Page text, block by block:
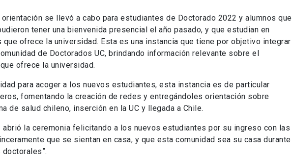
se llevó a cabo para estudiantes de Doctorado 2022 y alumnos que
tener una bienvenida presencial el año pasado, y que estudian en
ofrece la universidad. Esta es una instancia que tiene por objetivo integrar
de Doctorados UC, brindando información relevante sobre el
ofrece la universidad.
para acoger a los nuevos estudiantes, esta instancia es de particular
fomentando la creación de redes y entregándoles orientación sobre
de salud chileno, inserción en la UC y llegada a Chile.
abrió la ceremonia felicitando a los nuevos estudiantes por su ingreso con las
que se sientan en casa, y que esta comunidad sea su casa durante